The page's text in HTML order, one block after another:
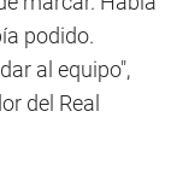
podido.
al equipo",
del Real